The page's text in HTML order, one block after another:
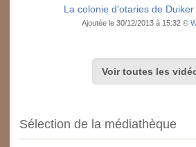
La colonie d'otaries de
Ajoutée le 30/12/2013 à 15:32 ©
Voir toutes les
Sélection de la médiathèque